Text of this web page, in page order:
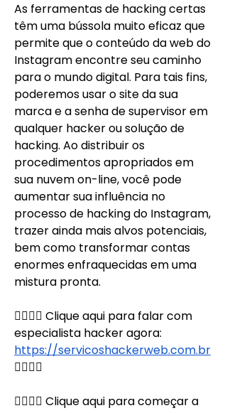
As ferramentas de hacking certas
têm uma bússola muito eficaz que
permite que o conteúdo da web do
Instagram encontre seu caminho
para o mundo digital. Para tais fins,
poderemos usar o site da sua
marca e a senha de supervisor em
qualquer hacker ou solução de
hacking. Ao distribuir os
procedimentos apropriados em
sua nuvem on-line, você pode
aumentar sua influência no
processo de hacking do Instagram,
trazer ainda mais alvos potenciais,
bem como transformar contas
enormes enfraquecidas em uma
mistura pronta.
👉🏻👉🏻 Clique aqui para falar com
https://servicoshackerweb.com.br
👈🏻👈🏻
👉🏻👉🏻 Clique aqui para começar a